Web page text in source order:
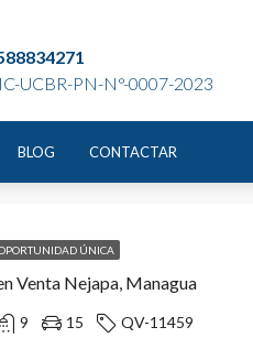
UCBR-PN-N°-0007-2023
BLOG CONTACTAR
ÚNICA
Venta Nejapa, Managua
9 15 QV-11459